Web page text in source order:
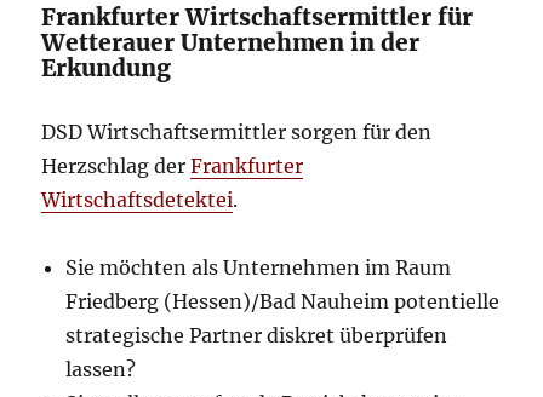
Frankfurter Wirtschaftsermittler für
Wetterauer Unternehmen in der
Erkundung
DSD Wirtschaftsermittler sorgen für den
Herzschlag derFrankfurter
Wirtschaftsdetektei.
Sie möchten als Unternehmen im Raum
Friedberg (Hessen)/Bad Nauheim potentielle
strategische Partner diskret überprüfen
lassen?